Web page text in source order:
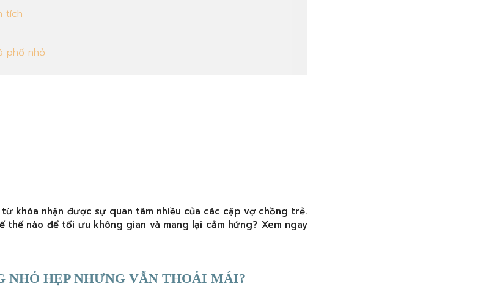
tích
phố nhỏ
từ khóa nhận được sự quan tâm nhiều của các cặp vợ chồng trẻ.
thế nào để tối ưu không gian và mang lại cảm hứng? Xem ngay
NHỎ HẸP NHƯNG VẪN THOẢI MÁI?